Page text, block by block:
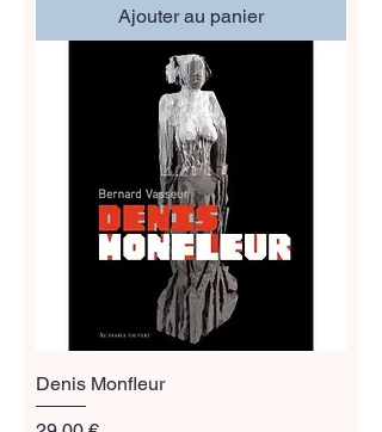
Ajouter au panier
Denis Monfleur